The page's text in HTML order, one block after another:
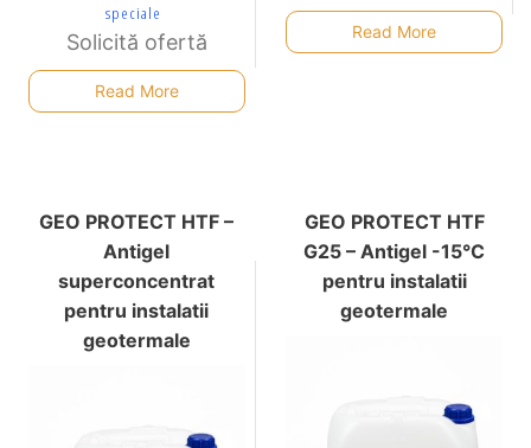
speciale
Solicită ofertă
Read More
Read More
GEO PROTECT HTF –
Antigel
superconcentrat
pentru instalatii
geotermale
GEO PROTECT HTF
G25 – Antigel -15°C
pentru instalatii
geotermale